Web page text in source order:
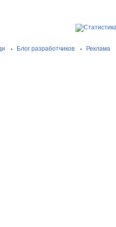
Блог разработчиков
Реклама